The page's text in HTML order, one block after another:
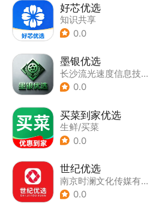
好芯优选
知识共享
0.0
墨银优选
长沙流光速度信息技术有限公司
0.0
买菜到家优选
生鲜/买菜
0.0
世纪优选
南京时澜文化传媒有限公司
0.0